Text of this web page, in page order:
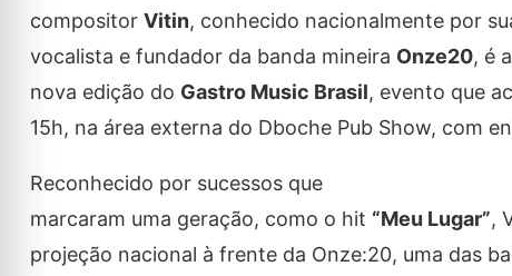
compositor Vitin, conhecido nacionalmente por
vocalista e fundador da banda mineira Onze20, é
nova edição do Gastro Music Brasil, evento que
15h, na área externa do Dboche Pub Show, com
Reconhecido por sucessos que
marcaram uma geração, como o hit “Meu Lugar”,
projeção nacional à frente da Onze:20, uma das